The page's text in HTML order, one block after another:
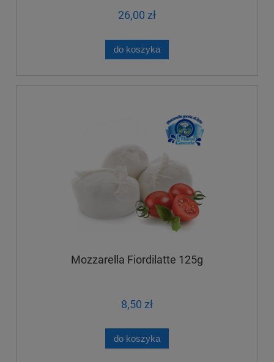
26,00 zł
do koszyka
Mozzarella Fiordilatte 125g
8,50 zł
do koszyka